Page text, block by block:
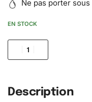
Ne pas porter sous
EN STOCK
Description